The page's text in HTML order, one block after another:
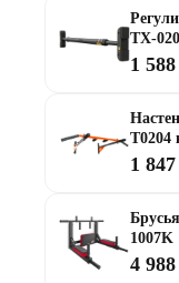
Штанги с w-
Жилеты
Штанги с гантелями
Диски та набори
Гантелі
Штанги
Штанги з
Грифи
Тренувальні
Стійки для
Стійки для
TX-
1
1
1007K
4